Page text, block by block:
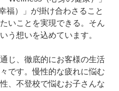
福）」が掛け合わさること
いことを実現できる。そん
う想いを込めています。
じ、徹底的にお客様の生活
です。慢性的な疲れに悩む
、不登校で悩むお子さんな